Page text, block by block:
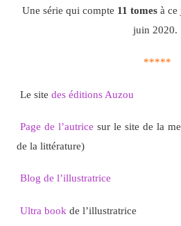
Une série qui compte 11 tomesà ce
juin 2020.
*****
Le site des éditions Auzou
Page de l’autrice sur le site de la
de la littérature)
Blog de l’illustratrice
Ultra book de l’illustratrice